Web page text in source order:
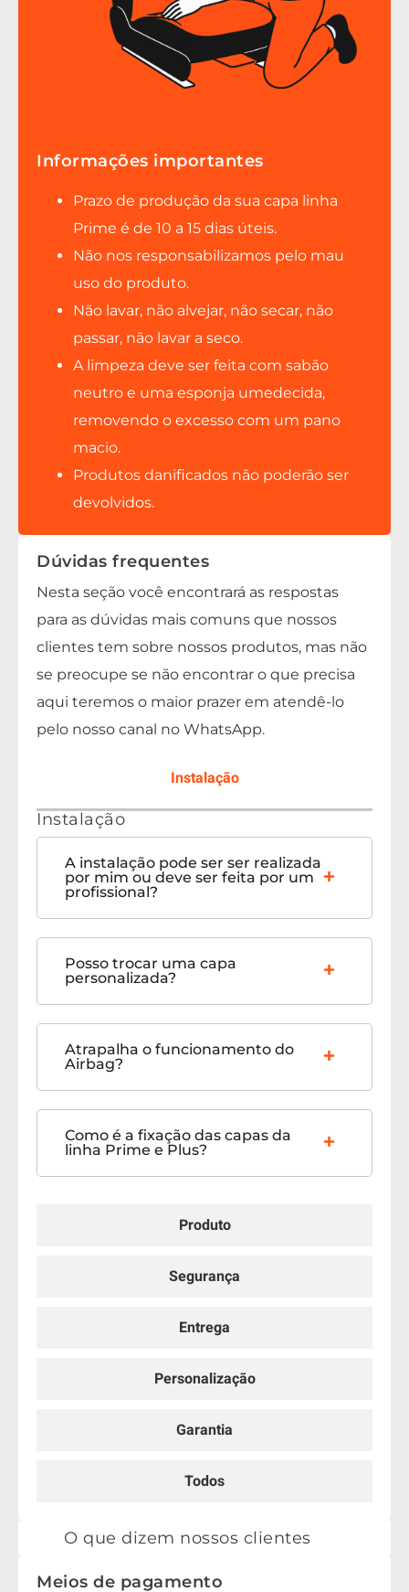
Informações importantes
Prazo de produção da sua capa linha
Prime é de 10 a 15 dias úteis.
Não nos responsabilizamos pelo mau
uso do produto.
Não lavar, não alvejar, não secar, não
passar, não lavar a seco.
A limpeza deve ser feita com sabão
neutro e uma esponja umedecida,
removendo o excesso com um pano
macio.
Produtos danificados não poderão ser
devolvidos.
Dúvidas frequentes
Nesta seção você encontrará as respostas
para as dúvidas mais comuns que nossos
clientes tem sobre nossos produtos, mas não
se preocupe se não encontrar o que precisa
aqui teremos o maior prazer em atendê-lo
pelo nosso canal no WhatsApp.
Instalação
Produto
Segurança
Entrega
Personalização
Garantia
Todos
Instalação
A instalação pode ser ser realizada
por mim ou deve ser feita por um
profissional?
Posso trocar uma capa
personalizada?
Atrapalha o funcionamento do
Airbag?
Como é a fixação das capas da
linha Prime e Plus?
O que dizem nossos clientes
Meios de pagamento